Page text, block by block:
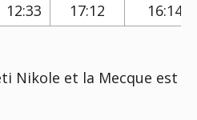
12:33 17:12 16:14
Nikole et la Mecque est